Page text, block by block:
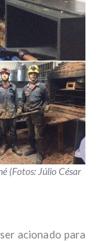
(Fotos: Júlio César
acionado para